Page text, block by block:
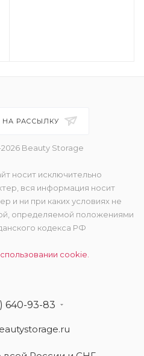
РАССЫЛКУ
Beauty Storage
носит исключительно
вся информация носит
и ни при каких условиях не
определяемой положениями
кодекса РФ
cookie.
640-93-83